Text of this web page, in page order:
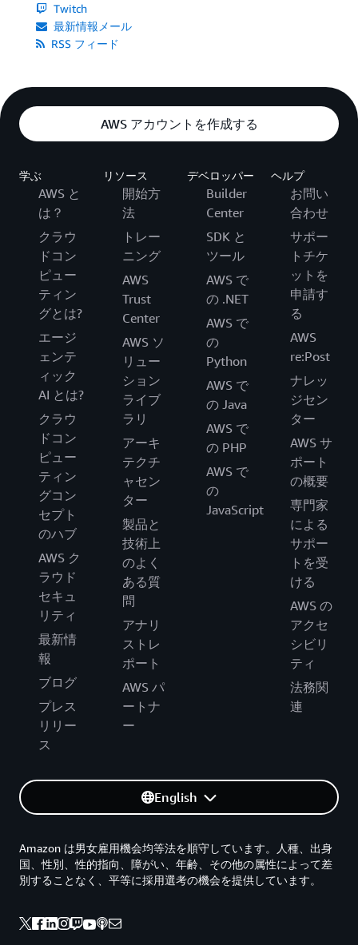
Twitch
最新情報メール
RSS フィード
AWS アカウントを作成する
学ぶ
AWS と
は？
クラウ
ドコン
ピュー
ティン
グとは?
エージ
ェンテ
ィック
AI とは?
クラウ
ドコン
ピュー
ティン
グコン
セプト
のハブ
AWS ク
ラウド
セキュ
リティ
最新情
報
ブログ
プレス
リリー
ス
リソース
開始方
法
トレー
ニング
AWS
Trust
Center
AWS ソ
リュー
ション
ライブ
ラリ
アーキ
テクチ
ャセン
ター
製品と
技術上
のよく
ある質
問
アナリ
ストレ
ポート
AWS パ
ートナ
ー
デベロッパー
Builder
Center
SDK と
ツール
AWS で
の .NET
AWS で
の
Python
AWS で
の Java
AWS で
の PHP
AWS で
の
JavaScript
ヘルプ
お問い
合わせ
サポー
トチケ
ットを
申請す
る
AWS
re:Post
ナレッ
ジセン
ター
AWS サ
ポート
の概要
専門家
による
サポー
トを受
ける
AWS の
アクセ
シビリ
ティ
法務関
連
English
Amazon は男女雇用機会均等法を順守しています。人種、出身
国、性別、性的指向、障がい、年齢、その他の属性によって差
別することなく、平等に採用選考の機会を提供しています。